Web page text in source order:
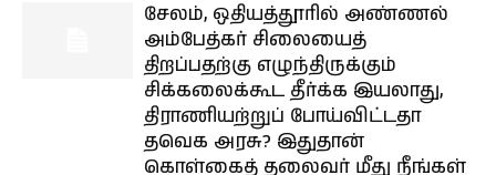
சேலம், ஒதியத்தூரில் அண்ணல்
அம்பேத்கர் சிலையைத்
திறப்பதற்கு எழுந்திருக்கும்
சிக்கலைக்கூட தீர்க்க இயலாது,
திராணியற்றுப் போய்விட்டதா
தவெக அரசு? இதுதான்
கொள்கைத் தலைவர் மீது நீங்கள்